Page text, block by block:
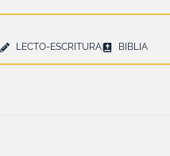
LECTO-ESCRITURA BIBLIA